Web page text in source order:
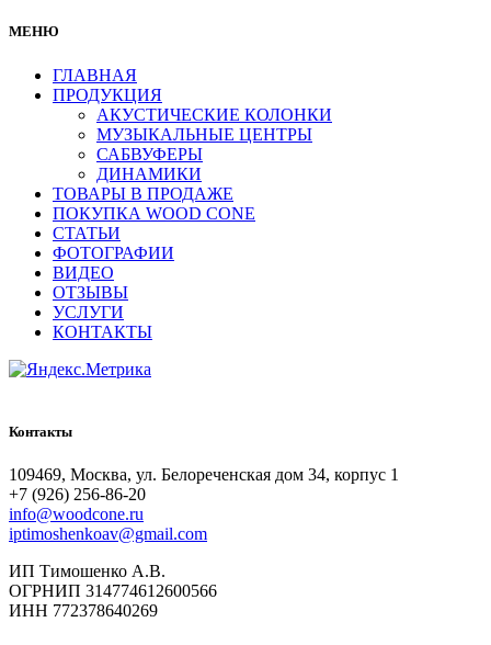
МЕНЮ
ГЛАВНАЯ
ПРОДУКЦИЯ
АКУСТИЧЕСКИЕ КОЛОНКИ
МУЗЫКАЛЬНЫЕ ЦЕНТРЫ
САБВУФЕРЫ
ДИНАМИКИ
ТОВАРЫ В ПРОДАЖЕ
ПОКУПКА WOOD CONE
СТАТЬИ
ФОТОГРАФИИ
ВИДЕО
ОТЗЫВЫ
УСЛУГИ
КОНТАКТЫ
Контакты
109469, Москва, ул. Белореченская дом 34, корпус 1
+7 (926) 256-86-20
info@woodcone.ru
iptimoshenkoav@gmail.com
ИП Тимошенко А.В.
ОГРНИП 314774612600566
ИНН 772378640269